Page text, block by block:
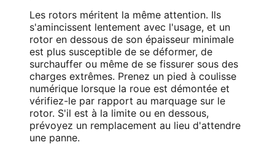
Les rotors méritent la même attention. Ils
s'amincissent lentement avec l'usage, et un
rotor en dessous de son épaisseur minimale
est plus susceptible de se déformer, de
surchauffer ou même de se fissurer sous des
charges extrêmes. Prenez un pied à coulisse
numérique lorsque la roue est démontée et
vérifiez-le par rapport au marquage sur le
rotor. S'il est à la limite ou en dessous,
prévoyez un remplacement au lieu d'attendre
une panne.